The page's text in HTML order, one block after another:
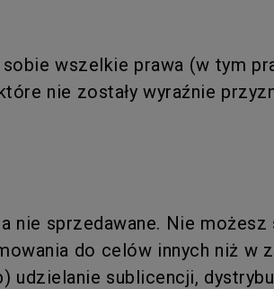
wszelkie prawa (w tym
nie zostały wyraźnie
nie sprzedawane. Nie
do celów innych niż w
udzielanie sublicencji,